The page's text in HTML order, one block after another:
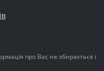
про Вас не збирається і